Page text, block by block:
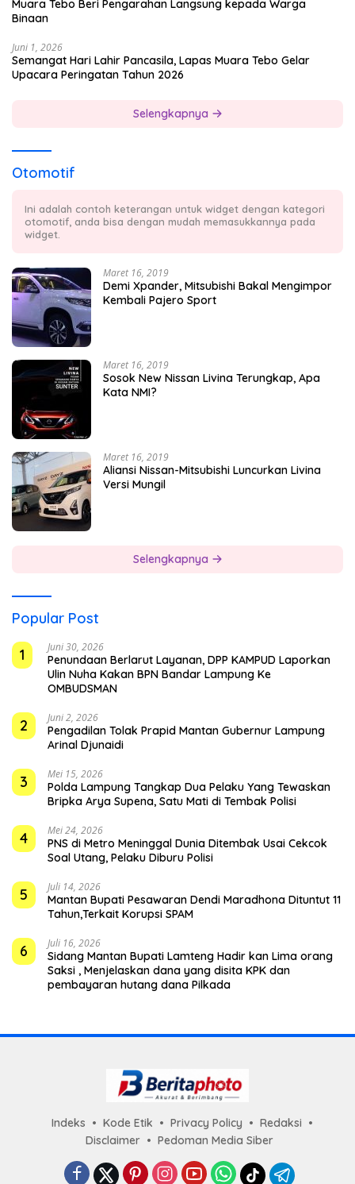
Muara Tebo Beri Pengarahan Langsung kepada Warga
Binaan
Juni 1, 2026
Semangat Hari Lahir Pancasila, Lapas Muara Tebo Gelar
Upacara Peringatan Tahun 2026
Selengkapnya
Otomotif
Ini adalah contoh keterangan untuk widget dengan kategori
otomotif, anda bisa dengan mudah memasukkannya pada
widget.
Maret 16, 2019
Demi Xpander, Mitsubishi Bakal Mengimpor
Kembali Pajero Sport
Maret 16, 2019
Sosok New Nissan Livina Terungkap, Apa
Kata NMI?
Maret 16, 2019
Aliansi Nissan-Mitsubishi Luncurkan Livina
Versi Mungil
Selengkapnya
Popular Post
1
Juni 30, 2026
Penundaan Berlarut Layanan, DPP KAMPUD Laporkan
Ulin Nuha Kakan BPN Bandar Lampung Ke
OMBUDSMAN
2 Juni 2, 2026
Pengadilan Tolak Prapid Mantan Gubernur Lampung
Arinal Djunaidi
3 Mei 15, 2026
Polda Lampung Tangkap Dua Pelaku Yang Tewaskan
Bripka Arya Supena, Satu Mati di Tembak Polisi
4 Mei 24, 2026
PNS di Metro Meninggal Dunia Ditembak Usai Cekcok
Soal Utang, Pelaku Diburu Polisi
5 Juli 14, 2026
Mantan Bupati Pesawaran Dendi Maradhona Dituntut 11
Tahun,Terkait Korupsi SPAM
6 Juli 16, 2026
Sidang Mantan Bupati Lamteng Hadir kan Lima orang
Saksi , Menjelaskan dana yang disita KPK dan
pembayaran hutang dana Pilkada
Indeks Kode Etik Privacy Policy
Redaksi
Disclaimer
Pedoman Media Siber